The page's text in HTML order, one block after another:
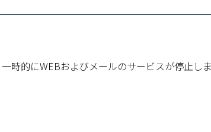
的にWEBおよびメールのサービスが停止し